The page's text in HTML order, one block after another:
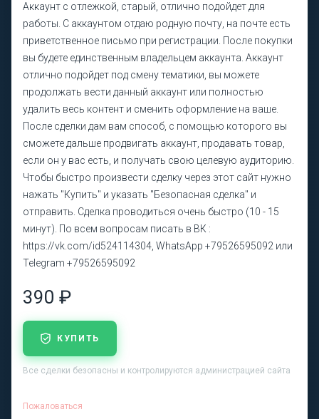
Аккаунт с отлежкой, старый, отлично подойдет для
работы. С аккаунтом отдаю родную почту, на почте есть
приветственное письмо при регистрации. После покупки
вы будете единственным владельцем аккаунта. Аккаунт
отлично подойдет под смену тематики, вы можете
продолжать вести данный аккаунт или полностью
удалить весь контент и сменить оформление на ваше.
После сделки дам вам способ, с помощью которого вы
сможете дальше продвигать аккаунт, продавать товар,
если он у вас есть, и получать свою целевую аудиторию.
Чтобы быстро произвести сделку через этот сайт нужно
нажать "Купить" и указать "Безопасная сделка" и
отправить. Сделка проводиться очень быстро (10 - 15
минут). По всем вопросам писать в ВК :
https://vk.com/id524114304, WhatsApp +79526595092 или
Telegram +79526595092
390 ₽
КУПИТЬ
Все сделки безопасны и контролируются администрацией сайта
Пожаловаться